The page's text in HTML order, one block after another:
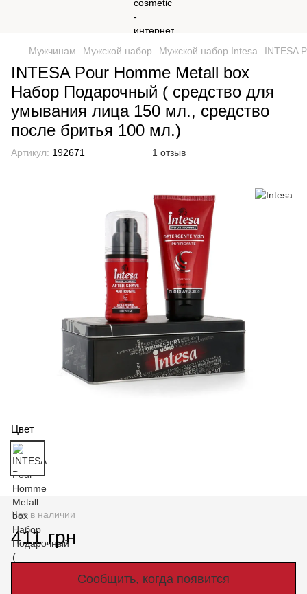
Мужчинам Мужской набор Мужской набор Intesa INTESA
INTESA Pour Homme Metall box
Набор Подарочный ( средство для
умывания лица 150 мл., средство
после бритья 100 мл.)
Артикул: 192671 1 отзыв
Цвет
Нет в наличии
411 грн
Сообщить, когда появится